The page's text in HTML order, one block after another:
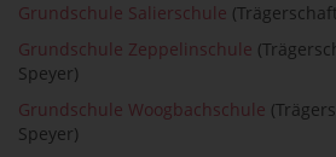
Grundschule Salierschule
Grundschule Zeppelinschule
Speyer)
Grundschule Woogbachschule
Speyer)